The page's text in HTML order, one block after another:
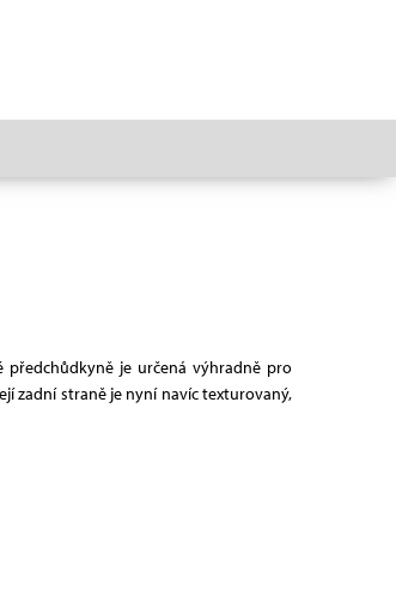
předchůdkyně je určená výhradně pro
zadní straně je nyní navíc texturovaný,